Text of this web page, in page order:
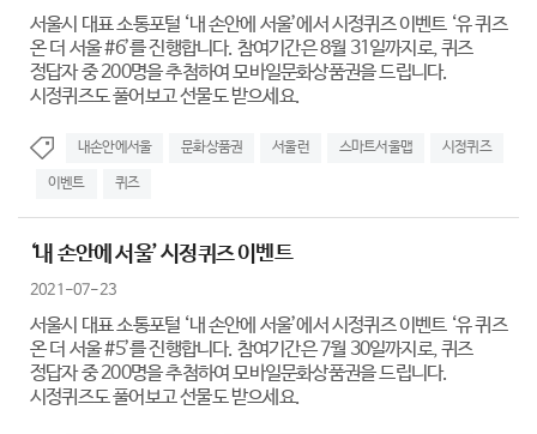
서울시 대표 소통포털 ‘내 손안에 서울’에서 시정퀴즈 이벤트 ‘유 퀴즈
온 더 서울 #6’를 진행합니다. 참여기간은 8월 31일까지로, 퀴즈
정답자 중 200명을 추첨하여 모바일문화상품권을 드립니다.
시정퀴즈도 풀어보고 선물도 받으세요.
내손안에서울 문화상품권 서울런 스마트서울맵 시정퀴즈
이벤트 퀴즈
‘내 손안에 서울’ 시정퀴즈 이벤트
2021-07-23
서울시 대표 소통포털 ‘내 손안에 서울’에서 시정퀴즈 이벤트 ‘유 퀴즈
온 더 서울 #5’를 진행합니다. 참여기간은 7월 30일까지로, 퀴즈
정답자 중 200명을 추첨하여 모바일문화상품권을 드립니다.
시정퀴즈도 풀어보고 선물도 받으세요.